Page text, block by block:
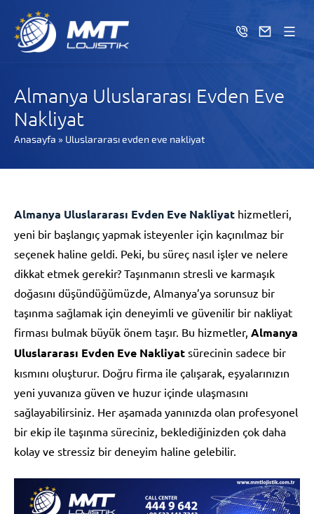
Almanya Uluslararası Evden Eve
Nakliyat
Anasayfa » Uluslararası evden eve nakliyat
Almanya Uluslararası Evden Eve Nakliyat hizmetleri,
yeni bir başlangıç yapmak isteyenler için kaçınılmaz bir
seçenek haline geldi. Peki, bu süreç nasıl işler ve nelere
dikkat etmek gerekir? Taşınmanın stresli ve karmaşık
doğasını düşündüğümüzde, Almanya’ya sorunsuz bir
taşınma sağlamak için deneyimli ve güvenilir bir nakliyat
firması bulmak büyük önem taşır. Bu hizmetler, Almanya
Uluslararası Evden Eve Nakliyat sürecinin sadece bir
kısmını oluşturur. Doğru firma ile çalışarak, eşyalarınızın
yeni yuvanıza güven ve huzur içinde ulaşmasını
sağlayabilirsiniz. Her aşamada yanınızda olan profesyonel
bir ekip ile taşınma süreciniz, beklediğinizden çok daha
kolay ve stressiz bir deneyim haline gelebilir.